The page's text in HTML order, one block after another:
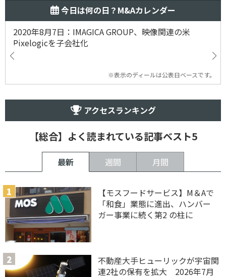
今日は何の日？M&Aカレンダー
2020年8月7日：IMAGICA GROUP、映像関連の米
Pixelogicを子会社化
※表示のディールは公表日ベースです。
アクセスランキング
【総合】よく読まれている記事ベスト5
最新 週間 月間
【モスフードサービス】M＆Aで
「和食」業態に進出、ハンバー
ガー事業に続く第2 の柱に
不動産大手ヒューリックが宇宙関
連2社の保有を拡大 2026年7月